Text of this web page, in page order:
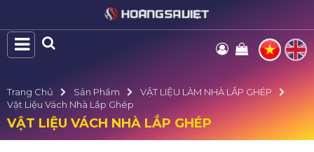
Trang Chủ Sản Phẩm
VẬT LIỆU LÀM NHÀ LẮP GHÉP
Vật Liệu Vách Nhà Lắp Ghép
VẬT LIỆU VÁCH NHÀ LẮP GHÉP